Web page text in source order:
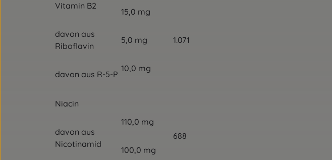
Vitamin B2
davon aus
Riboflavin
davon aus R-5-P
15,0 mg
5,0 mg
10,0 mg
1.071
Niacin
davon aus
Nicotinamid
110,0 mg
100,0 mg
688